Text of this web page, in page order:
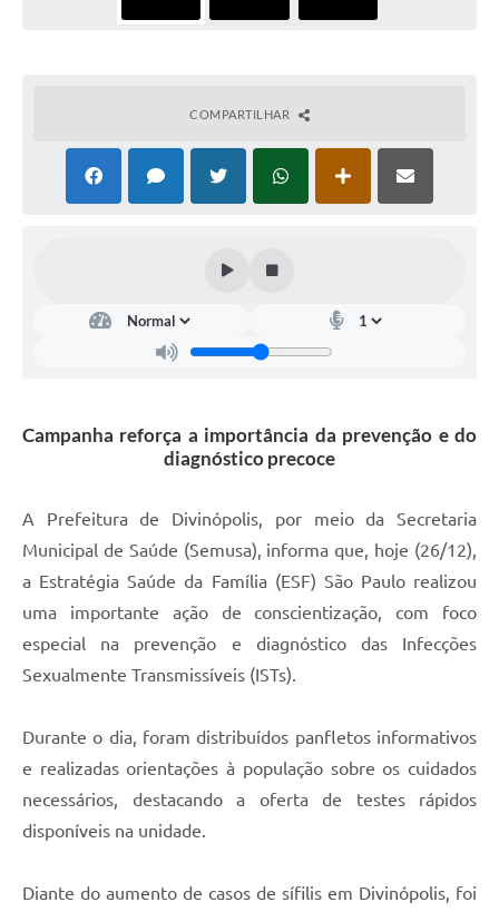
COMPARTILHAR
Campanha reforça a importância da prevenção e do
diagnóstico precoce
A Prefeitura de Divinópolis, por meio da Secretaria
Municipal de Saúde (Semusa), informa que, hoje (26/12),
a Estratégia Saúde da Família (ESF) São Paulo realizou
uma importante ação de conscientização, com foco
especial na prevenção e diagnóstico das Infecções
Sexualmente Transmissíveis (ISTs).
Durante o dia, foram distribuídos panfletos informativos
e realizadas orientações à população sobre os cuidados
necessários, destacando a oferta de testes rápidos
disponíveis na unidade.
Diante do aumento de casos de sífilis em Divinópolis, foi